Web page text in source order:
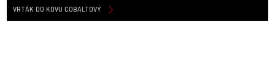
VRTÁK DO KOVU COBALTOVÝ